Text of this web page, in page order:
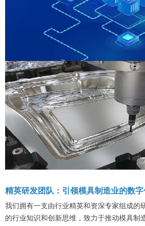
精英研发团队：引领模具制造业的数
我们拥有一支由行业精英和资深专家组成的
的行业知识和创新思维，致力于推动模具制